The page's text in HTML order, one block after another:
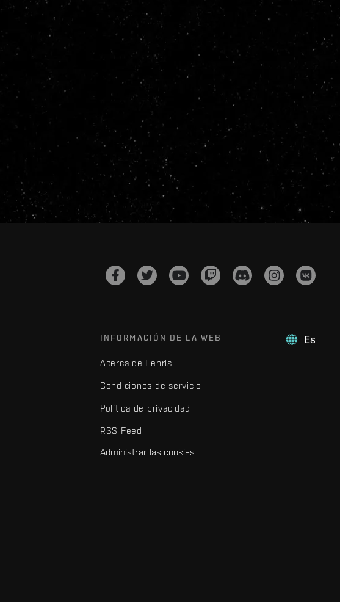
Es
INFORMACIÓN DE LA WEB
Acerca de Fenris
Condiciones de servicio
Política de privacidad
RSS Feed
Administrar las cookies